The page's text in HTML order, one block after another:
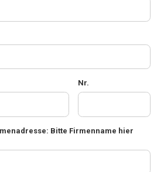
Nr.
Bitte Firmenname hier